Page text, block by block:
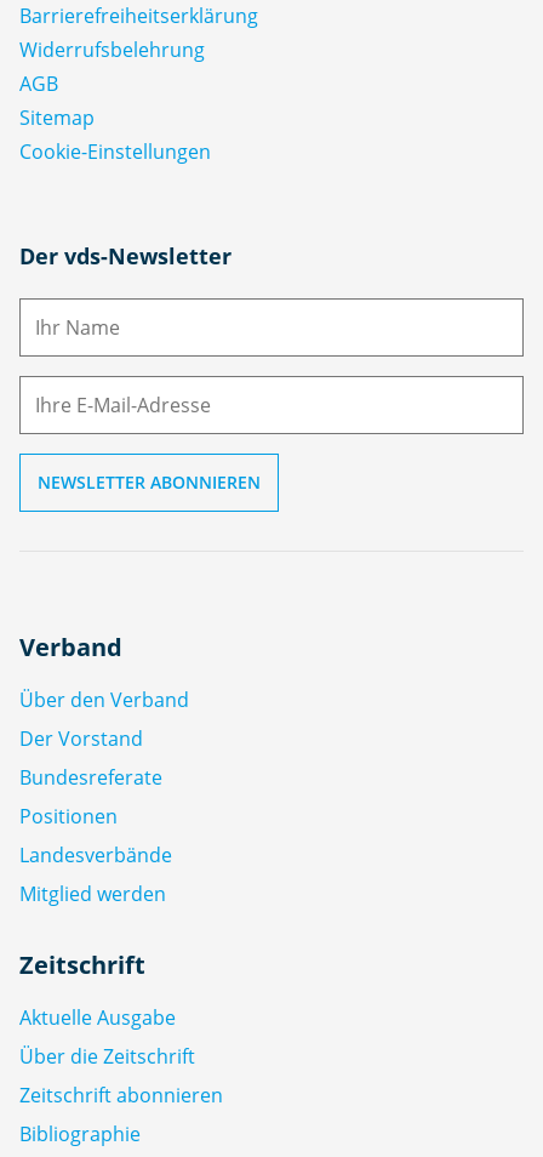
Barrierefreiheitserklärung
Widerrufsbelehrung
AGB
Sitemap
Cookie-Einstellungen
Der vds-Newsletter
N
M
Verband
Über den Verband
Der Vorstand
Bundesreferate
Positionen
Landesverbände
Mitglied werden
Zeitschrift
Aktuelle Ausgabe
Über die Zeitschrift
Zeitschrift abonnieren
Bibliographie